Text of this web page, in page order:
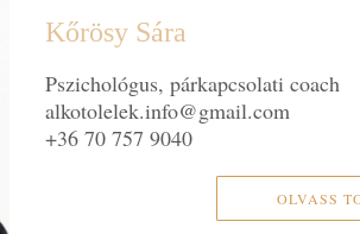
Kőrösy Sára
Pszichológus, párkapcsolati coach
alkotolelek.info@gmail.com
+36 70 757 9040
OLVASS